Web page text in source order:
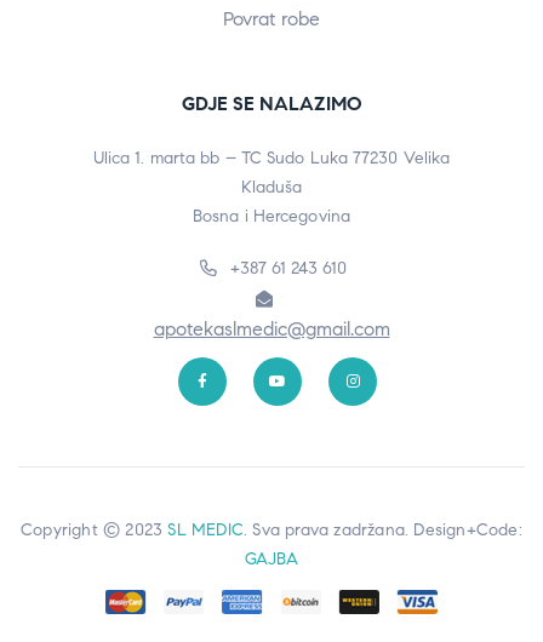
Povrat robe
GDJE SE NALAZIMO
Ulica 1. marta bb – TC Sudo Luka 77230 Velika
Kladuša
Bosna i Hercegovina
+387 61 243 610
apotekaslmedic@gmail.com
Copyright © 2023SL MEDIC. Sva prava zadržana. Design+Code:
GAJBA